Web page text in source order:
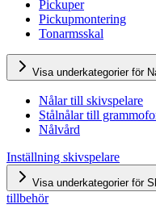
Pickuper
Pickupmontering
Tonarmsskal
Visa underkategorier för
Nålar till skivspelare
Stålnålar till
Nålvård
Inställning skivspelare
Visa underkategorier för
tillbehör